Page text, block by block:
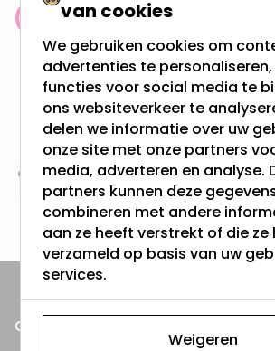
meer dan 100.000 klanten gingen
Gratis verzending + snel
Vanaf EUR100,- naar NL & BE
& 100 dagen recht op retour
Altijd uit eigen voorraad
3000m2 - 60.000+ Producten
ONZE PRODUCTEN
van cookies
We gebruiken cookies om
advertenties te
functies voor social media te
ons websiteverkeer te
delen we informatie over uw
onze site met onze partners
media, adverteren en analyse.
partners kunnen deze
combineren met andere
aan ze heeft verstrekt of die ze
verzameld op basis van uw
services.
Weigeren